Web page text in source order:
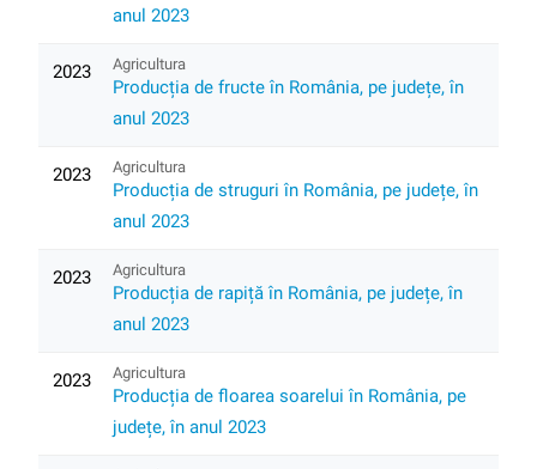
anul 2023
2023 Agricultura
Producția de fructe în România, pe județe, în
anul 2023
2023 Agricultura
Producția de struguri în România, pe județe, în
anul 2023
2023 Agricultura
Producția de rapiță în România, pe județe, în
anul 2023
2023 Agricultura
Producția de floarea soarelui în România, pe
județe, în anul 2023